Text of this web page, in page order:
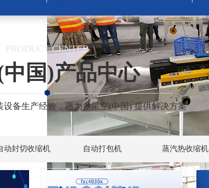
PRODUCT CENTER
国)产品中心
备生产经验，愿为多星空(中国) 提供解决方案
动封切收缩机 自动打包机 蒸汽热收缩机